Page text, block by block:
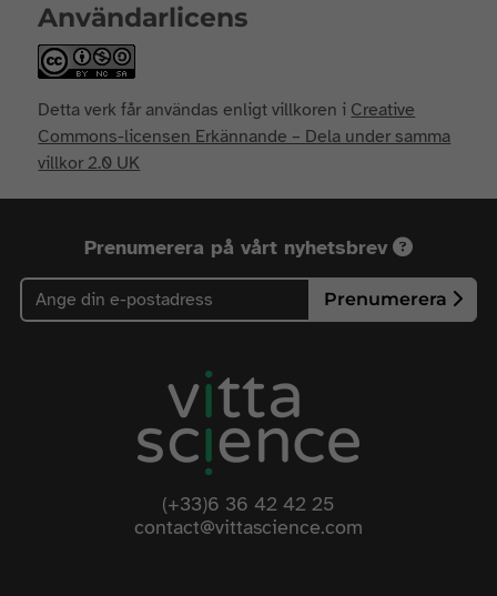
Användarlicens
Detta verk får användas enligt villkoren i Creative
Commons-licensen Erkännande – Dela under samma
villkor 2.0 UK
Prenumerera på vårt nyhetsbrev
Prenumerera
(+33)6 36 42 42 25
contact@vittascience.com